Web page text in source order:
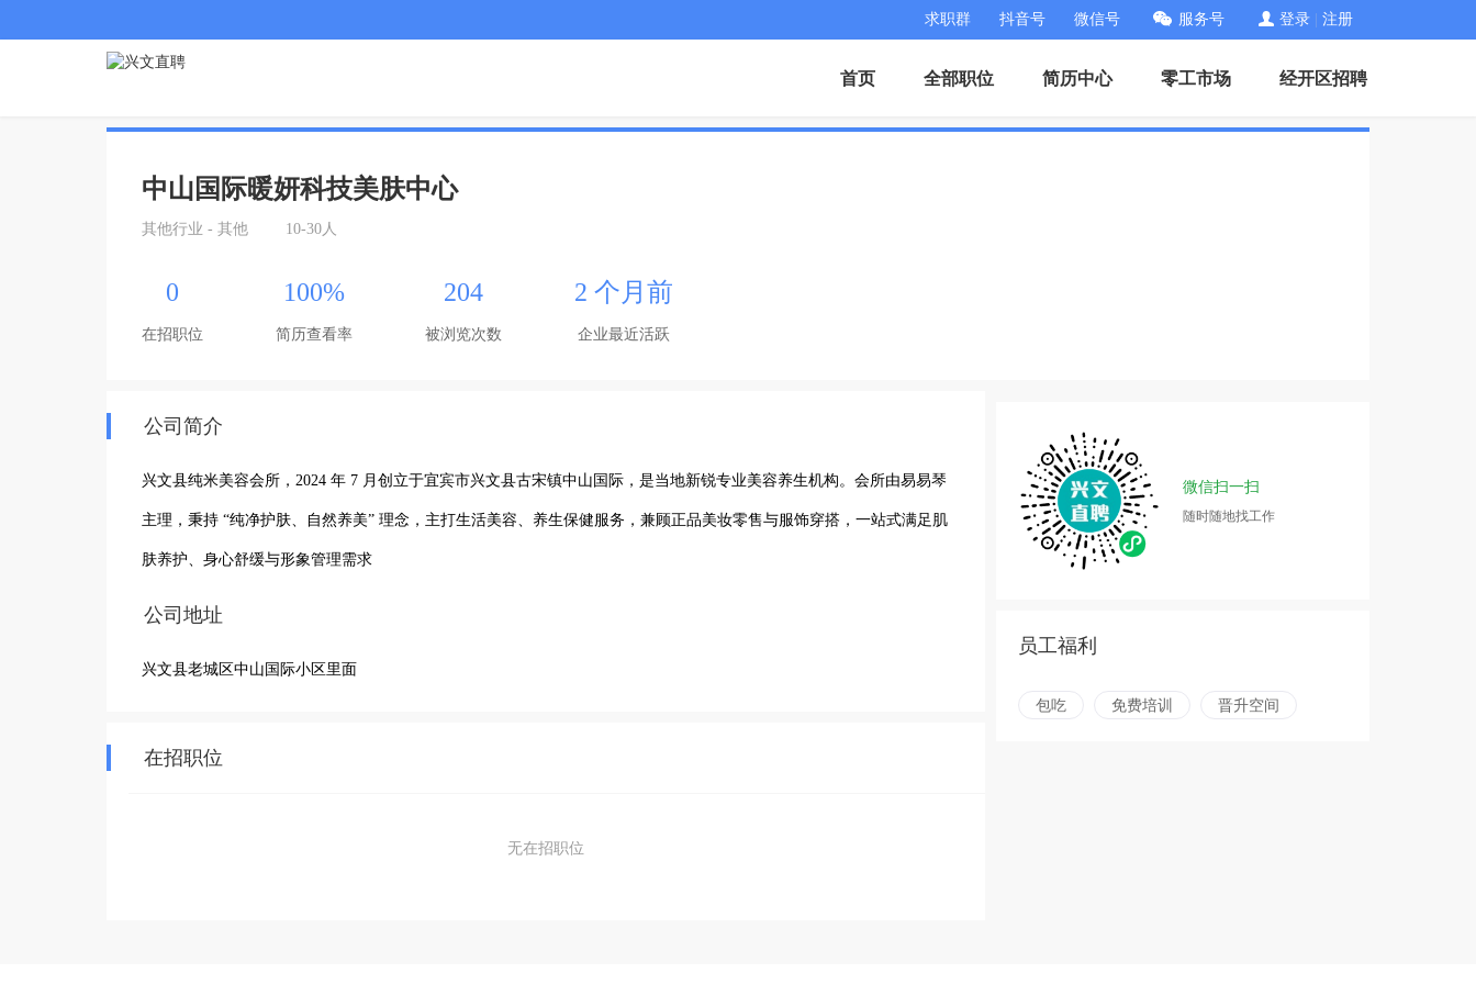
求职群 抖音号 微信号 服务号 登录 注册
首页 全部职位 简历中心 零工市场 经开区招聘
中山国际暖妍科技美肤中心
其他行业 - 其他 10-30人
0
在招职位
100%
简历查看率
204
被浏览次数
2 个月前
企业最近活跃
公司简介
兴文县纯米美容会所，2024 年 7 月创立于宜宾市兴文县古宋镇中山国际，是当地新锐专业美容养生机构。会所由易易琴
主理，秉持 “纯净护肤、自然养美” 理念，主打生活美容、养生保健服务，兼顾正品美妆零售与服饰穿搭，一站式满足肌
肤养护、身心舒缓与形象管理需求
公司地址
兴文县老城区中山国际小区里面
在招职位
无在招职位
微信扫一扫
随时随地找工作
员工福利
包吃 免费培训 晋升空间